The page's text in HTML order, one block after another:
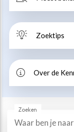
Zoektips
Over de
Zoeken
Zoeken
Esports, gaming en
Alle thema’s